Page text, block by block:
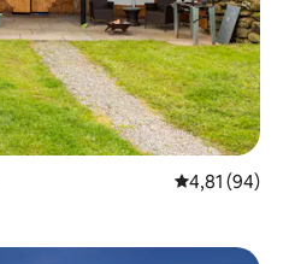
4,81 de uma
4,81 (94)